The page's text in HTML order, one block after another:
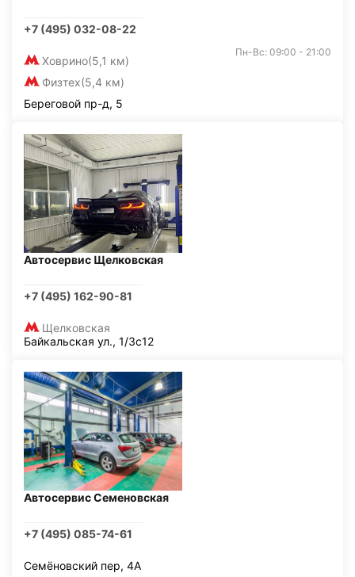
+7 (495) 032-08-22
Ховрино(5,1 км)
Физтех(5,4 км)
Пн-Вс: 09:00 - 21:00
Береговой пр-д, 5
Автосервис Щелковская
+7 (495) 162-90-81
Щелковская
Байкальская ул., 1/3с12
Автосервис Семеновская
+7 (495) 085-74-61
Семёновский пер, 4А